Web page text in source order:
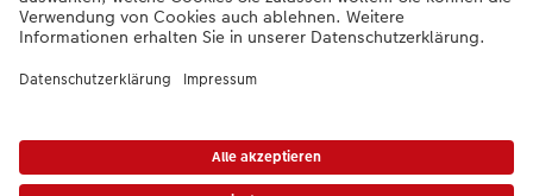
Bei Fragen zu Produkten oder der Bestellung können Sie uns gern anrufen:
Mo. bis Sa.: 8:00 – 20:00 Uhr und So.: 10:00 – 18:00
Uhr